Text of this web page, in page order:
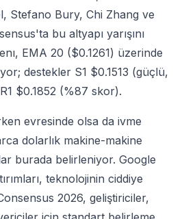
Stefano Bury, Chi Zhang ve
bu altyapı yarışını
EMA 20 ($0.1261) üzerinde
destekler S1 $0.1513 (güçlü,
$0.1852 (%87 skor).
evresinde olsa da ivme
dolarlık makine-makine
burada belirleniyor. Google
teknolojinin ciddiye
2026, geliştiriciler,